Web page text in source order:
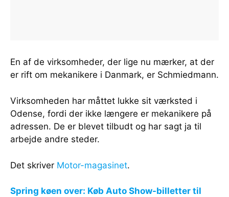
En af de virksomheder, der lige nu mærker, at der
er rift om mekanikere i Danmark, er Schmiedmann.
Virksomheden har måttet lukke sit værksted i
Odense, fordi der ikke længere er mekanikere på
adressen. De er blevet tilbudt og har sagt ja til
arbejde andre steder.
Det skriver Motor-magasinet.
Spring køen over: Køb Auto Show-billetter til